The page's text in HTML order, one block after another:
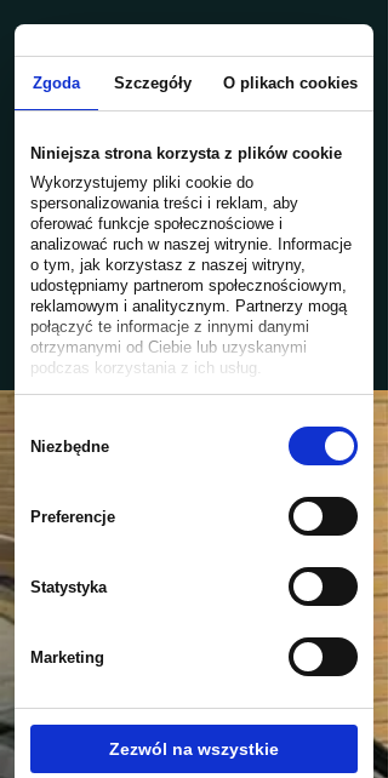
Zgoda Szczegóły O plikach cookies
Niniejsza strona korzysta z plików cookie
Wykorzystujemy pliki cookie do
spersonalizowania treści i reklam, aby
oferować funkcje społecznościowe i
analizować ruch w naszej witrynie. Informacje
o tym, jak korzystasz z naszej witryny,
udostępniamy partnerom społecznościowym,
reklamowym i analitycznym. Partnerzy mogą
połączyć te informacje z innymi danymi
otrzymanymi od Ciebie lub uzyskanymi
podczas korzystania z ich usług.
zgody
Niezbędne
Preferencje
Statystyka
Marketing
Zezwól na wszystkie
RESEL SKUP AUT
MOTOCYKLI, SKUTERÓW,
FORMULARZ
KONTAKTOWY